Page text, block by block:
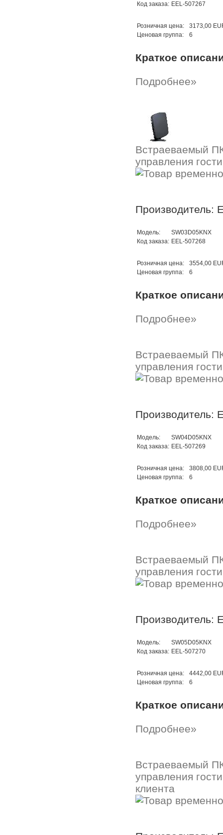
Код заказа: EEL-507267
Розничная цена:
3173,00
Ценовая группа:
6
Краткое
Подробнее»
Встраеваемый
управления
Производитель:
Модель:
SW03D05KNX
Код заказа: EEL-507268
Розничная цена:
3554,00
Ценовая группа:
6
Краткое
Подробнее»
Встраеваемый
управления
Производитель:
Модель:
SW04D05KNX
Код заказа: EEL-507269
Розничная цена:
3808,00
Ценовая группа:
6
Краткое
Подробнее»
Встраеваемый
управления
Производитель:
Модель:
SW05D05KNX
Код заказа: EEL-507270
Розничная цена:
4442,00
Ценовая группа:
6
Краткое
Подробнее»
Встраеваемый
управления
клиента